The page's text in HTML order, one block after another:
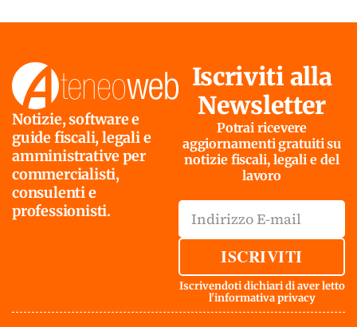
Notizie, software e
guide fiscali, legali e
amministrative per
commercialisti,
consulenti e
professionisti.
Iscriviti alla
Newsletter
Potrai ricevere
aggiornamenti gratuiti su
notizie fiscali, legali e del
lavoro
ISCRIVITI
Iscrivendoti dichiari di aver letto
l'informativa privacy